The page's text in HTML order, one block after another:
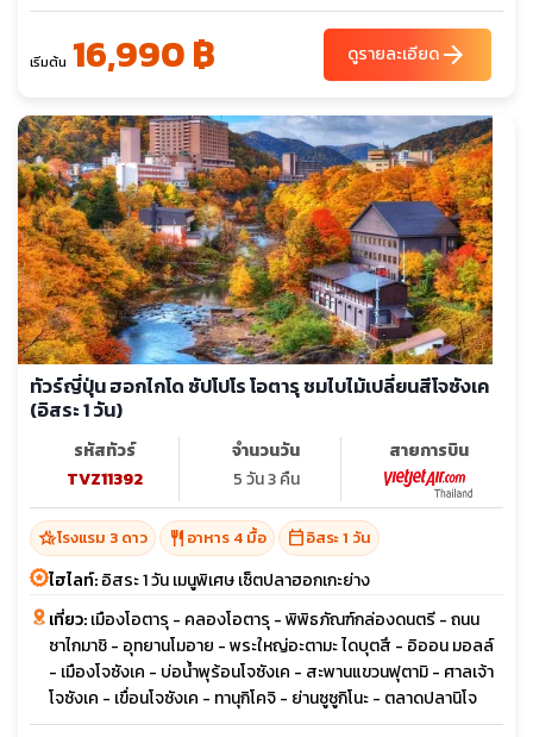
เริ่มต้น 16,990 ฿ ดูรายละเอียดarrow_forward
ทัวร์ญี่ปุ่น ฮอกไกโด ซัปโปโร โอตารุ ชมไบไม้เปลี่ยนสีโจซังเค
(อิสระ 1 วัน)
รหัสทัวร์
TVZ11392
จำนวนวัน
5 วัน 3 คืน
สายการบิน
hotel_classโรงแรม 3 ดาว restaurant อาหาร 4 มื้อ calendar_todayอิสระ 1 วัน
ไฮไลท์:อิสระ 1 วัน เมนูพิเศษ เซ็ตปลาฮอกเกะย่าง
เที่ยว:เมืองโอตารุ - คลองโอตารุ - พิพิธภัณฑ์กล่องดนตรี - ถนน
ซาไกมาชิ - อุทยานโมอาย - พระใหญ่อะตามะ ไดบุตสึ - อิออน มอลล์
- เมืองโจซังเค - บ่อน้ำพุร้อนโจซังเค - สะพานแขวนฟุตามิ - ศาลเจ้า
โจซังเค - เขื่อนโจซังเค - ทานุกิโคจิ - ย่านซูซูกิโนะ - ตลาดปลานิโจ